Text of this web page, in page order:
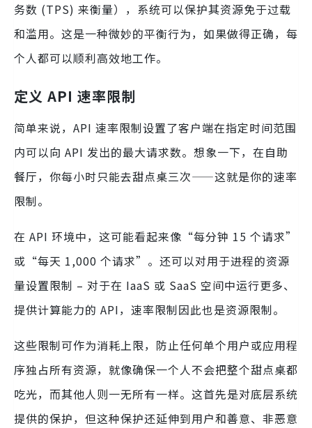
务数 (TPS) 来衡量），系统可以保护其资源免于过载
和滥用。这是一种微妙的平衡行为，如果做得正确，每
个人都可以顺利高效地工作。
定义 API 速率限制
简单来说，API 速率限制设置了客户端在指定时间范围
内可以向 API 发出的最大请求数。想象一下，在自助
餐厅，你每小时只能去甜点桌三次——这就是你的速率
限制。
在 API 环境中，这可能看起来像“每分钟 15 个请求”
或“每天 1,000 个请求”。还可以对用于进程的资源
量设置限制 – 对于在 IaaS 或 SaaS 空间中运行更多、
提供计算能力的 API，速率限制因此也是资源限制。
这些限制可作为消耗上限，防止任何单个用户或应用程
序独占所有资源，就像确保一个人不会把整个甜点桌都
吃光，而其他人则一无所有一样。这首先是对底层系统
提供的保护，但这种保护还延伸到用户和善意、非恶意